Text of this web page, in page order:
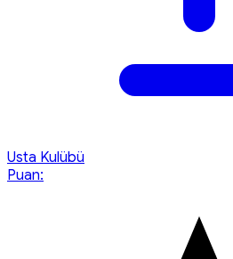
Usta Kulübü
Puan: